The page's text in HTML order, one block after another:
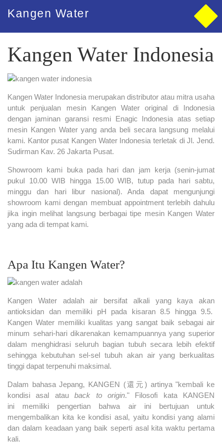
Kangen Water
Kangen Water Indonesia
Kangen Water Indonesia
Kangen Water Indonesia merupakan distributor atau mitra usaha
untuk penjualan mesin Kangen Water original di Indonesia
dengan jaminan garansi resmi Enagic Indonesia atas setiap
mesin Kangen Water yang anda beli secara langsung melalui
kami. Kantor pusat Kangen Water Indonesia terletak di Jl. Jend.
Sudirman Kav. 26 Jakarta Pusat.
Showroom kami buka pada hari dan jam kerja (senin-jumat
pukul 10.00 WIB hingga 15.00 WIB, tutup pada hari sabtu,
minggu dan hari libur nasional). Anda dapat mengunjungi
showroom kami dengan membuat appointment terlebih dahulu
jika ingin melihat langsung berbagai tipe mesin Kangen Water
yang ada di tempat kami.
Apa Itu Kangen Water?
Kangen Water adalah air bersifat alkali yang kaya akan
antioksidan dan memiliki pH pada kisaran 8.5 hingga 9.5.
Kangen Water memiliki kualitas yang sangat baik sebagai air
minum sehari-hari dikarenakan kemampuannya yang superior
dalam menghidrasi seluruh bagian tubuh secara lebih efektif
sehingga kebutuhan sel-sel tubuh akan air yang berkualitas
tinggi dapat terpenuhi maksimal.
Dalam bahasa Jepang, KANGEN (還元) artinya "kembali ke
kondisi asal atauback to origin." Filosofi kata KANGEN
ini memiliki pengertian bahwa air ini bertujuan untuk
mengembalikan kita ke kondisi asal, yaitu kondisi yang alami
dan dalam keadaan yang baik seperti asal kita waktu pertama
kali.